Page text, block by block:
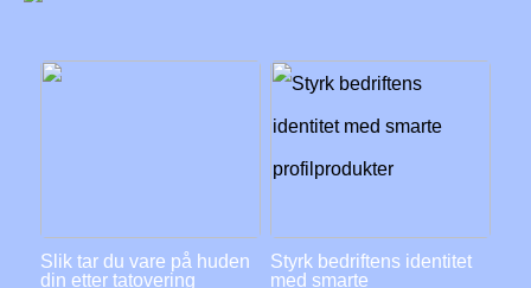
Slik tar du vare på huden
din etter tatovering
Styrk bedriftens identitet
med smarte